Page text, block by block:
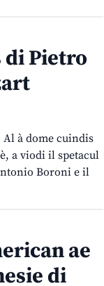
Pietro
Al à dome cuindis
a viodi il spetacul
Boroni e il
ae
di